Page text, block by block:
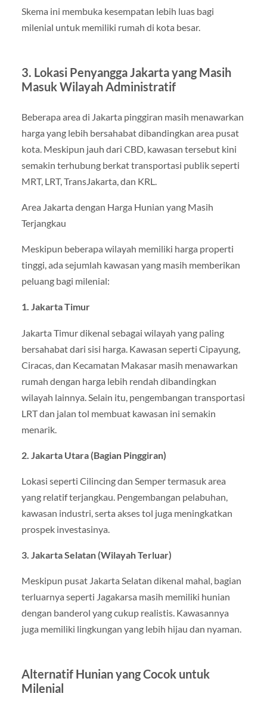
Skema ini membuka kesempatan lebih luas bagi
milenial untuk memiliki rumah di kota besar.
3. Lokasi Penyangga Jakarta yang Masih
Masuk Wilayah Administratif
Beberapa area di Jakarta pinggiran masih menawarkan
harga yang lebih bersahabat dibandingkan area pusat
kota. Meskipun jauh dari CBD, kawasan tersebut kini
semakin terhubung berkat transportasi publik seperti
MRT, LRT, TransJakarta, dan KRL.
Area Jakarta dengan Harga Hunian yang Masih
Terjangkau
Meskipun beberapa wilayah memiliki harga properti
tinggi, ada sejumlah kawasan yang masih memberikan
peluang bagi milenial:
1. Jakarta Timur
Jakarta Timur dikenal sebagai wilayah yang paling
bersahabat dari sisi harga. Kawasan seperti Cipayung,
Ciracas, dan Kecamatan Makasar masih menawarkan
rumah dengan harga lebih rendah dibandingkan
wilayah lainnya. Selain itu, pengembangan transportasi
LRT dan jalan tol membuat kawasan ini semakin
menarik.
2. Jakarta Utara (Bagian Pinggiran)
Lokasi seperti Cilincing dan Semper termasuk area
yang relatif terjangkau. Pengembangan pelabuhan,
kawasan industri, serta akses tol juga meningkatkan
prospek investasinya.
3. Jakarta Selatan (Wilayah Terluar)
Meskipun pusat Jakarta Selatan dikenal mahal, bagian
terluarnya seperti Jagakarsa masih memiliki hunian
dengan banderol yang cukup realistis. Kawasannya
juga memiliki lingkungan yang lebih hijau dan nyaman.
Alternatif Hunian yang Cocok untuk
Milenial